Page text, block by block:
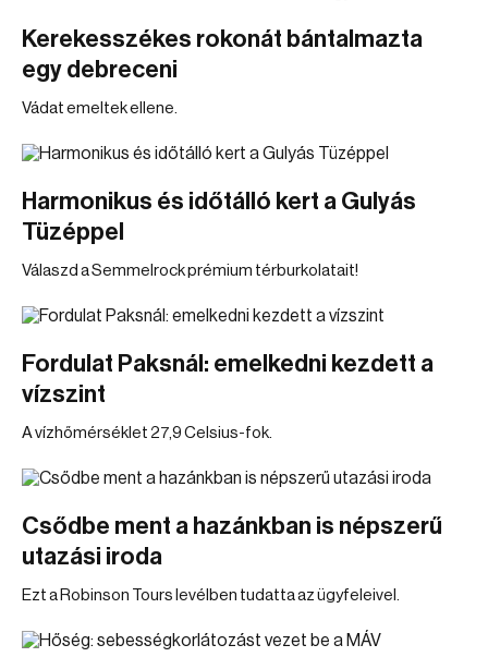
Kerekesszékes rokonát bántalmazta
egy debreceni
Vádat emeltek ellene.
Harmonikus és időtálló kert a Gulyás
Tüzéppel
Válaszd a Semmelrock prémium térburkolatait!
Fordulat Paksnál: emelkedni kezdett a
vízszint
A vízhőmérséklet 27,9 Celsius-fok.
Csődbe ment a hazánkban is népszerű
utazási iroda
Ezt a Robinson Tours levélben tudatta az ügyfeleivel.